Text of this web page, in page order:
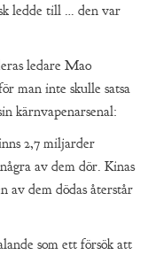
ledde till … den var
ledare Mao
man inte skulle satsa
kärnvapenarsenal:
2,7 miljarder
av dem dör. Kinas
av dem dödas återstår
som ett försök att